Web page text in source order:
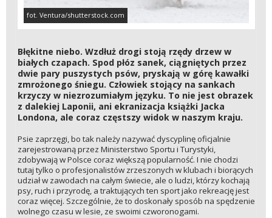
fot. Ventura/shutterstock.com
Błękitne niebo. Wzdłuż drogi stoją rzędy drzew w
białych czapach. Spod płóz sanek, ciągniętych przez
dwie pary puszystych psów, pryskają w górę kawałki
zmrożonego śniegu. Człowiek stojący na sankach
krzyczy w niezrozumiałym języku. To nie jest obrazek
z dalekiej Laponii, ani ekranizacja książki Jacka
Londona, ale coraz częstszy widok w naszym kraju.
Psie zaprzęgi, bo tak należy nazywać dyscyplinę oficjalnie
zarejestrowaną przez Ministerstwo Sportu i Turystyki,
zdobywają w Polsce coraz większą popularność. I nie chodzi
tutaj tylko o profesjonalistów zrzeszonych w klubach i biorących
udział w zawodach na całym świecie, ale o ludzi, którzy kochają
psy, ruch i przyrodę, a traktujących ten sport jako rekreację jest
coraz więcej. Szczególnie, że to doskonały sposób na spędzenie
wolnego czasu w lesie, ze swoimi czworonogami.